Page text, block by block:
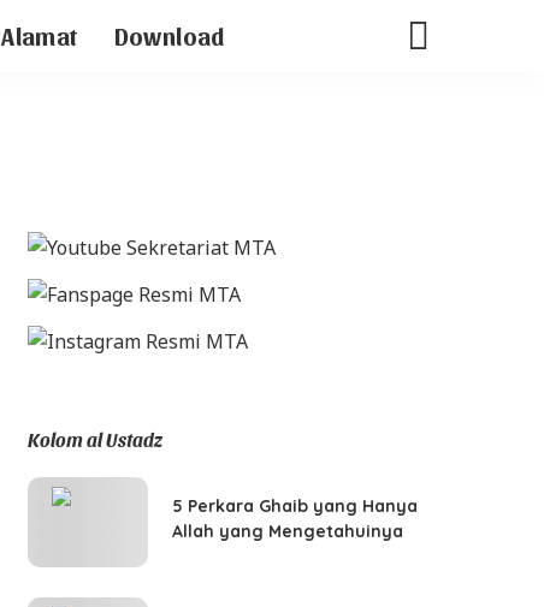
Alamat Download
Kolom al Ustadz
5 Perkara Ghaib yang Hanya
Allah yang Mengetahuinya